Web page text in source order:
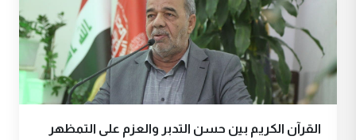
القرآن الكريم بين حسن التدبر والعزم على التمظهر